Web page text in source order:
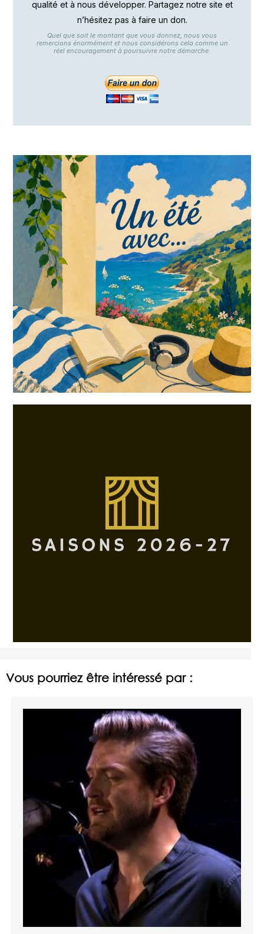
qualité et à nous développer. Partagez notre site et
n’hésitez pas à faire un don.
Quel que soit le montant que vous donnez, nous vous
remercions énormément et nous considérons cela comme un
réel encouragement à poursuivre notre démarche.
Vous pourriez être intéressé par :